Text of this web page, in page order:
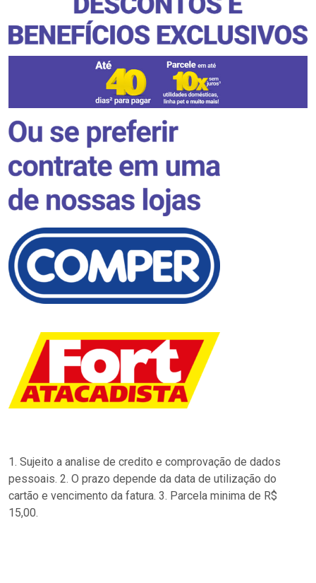
1. Sujeito a analise de credito e comprovação de dados
pessoais. 2. O prazo depende da data de utilização do
cartão e vencimento da fatura. 3. Parcela minima de R$
15,00.